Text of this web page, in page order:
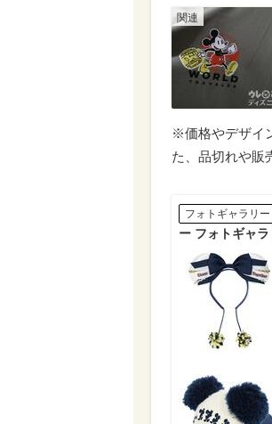
※価格やデザイ
た、品切れや販
フォトギャラリー
ー フォトギャ